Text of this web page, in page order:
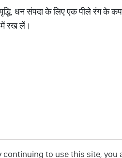
धन संपदा के लिए एक पीले रंग के
में रख लें।
to use this site, you